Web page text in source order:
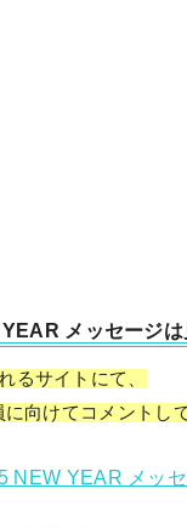
メッセージは
るサイトにて、
に向けてコメントし
NEW YEAR メッセ